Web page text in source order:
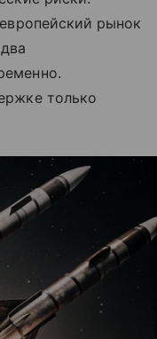
рынок
только